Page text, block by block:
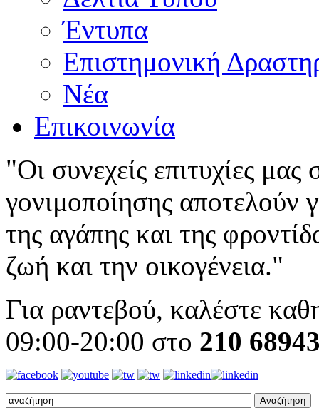
Έντυπα
Επιστημονική
Νέα
Επικοινωνία
"Οι συνεχείς επιτυχίες
γονιμοποίησης αποτελούν
της αγάπης και της
ζωή και την οικογένεια."
Για ραντεβού, καλέστε
09:00-20:00 στο 210